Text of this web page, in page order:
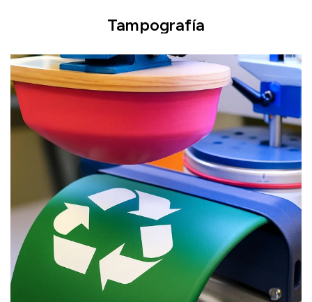
Tampografía